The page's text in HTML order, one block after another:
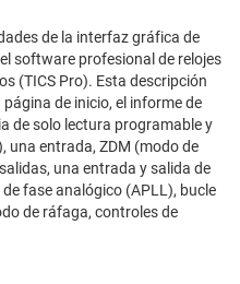
de la interfaz gráfica de
software profesional de relojes
(TICS Pro). Esta descripción
de inicio, el informe de
de solo lectura programable y
una entrada, ZDM (modo de
una entrada y salida de
fase analógico (APLL), bucle
de ráfaga, controles de